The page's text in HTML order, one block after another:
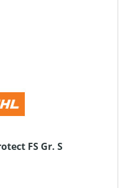
FS Gr. S